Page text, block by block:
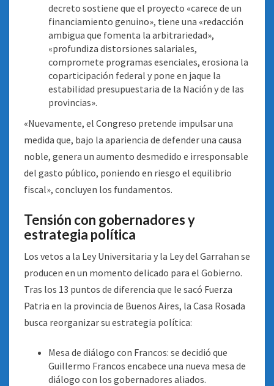
decreto sostiene que el proyecto «carece de un
financiamiento genuino», tiene una «redacción
ambigua que fomenta la arbitrariedad»,
«profundiza distorsiones salariales,
compromete programas esenciales, erosiona la
coparticipación federal y pone en jaque la
estabilidad presupuestaria de la Nación y de las
provincias».
«Nuevamente, el Congreso pretende impulsar una
medida que, bajo la apariencia de defender una causa
noble, genera un aumento desmedido e irresponsable
del gasto público, poniendo en riesgo el equilibrio
fiscal», concluyen los fundamentos.
Tensión con gobernadores y
estrategia política
Los vetos a la Ley Universitaria y la Ley del Garrahan se
producen en un momento delicado para el Gobierno.
Tras los 13 puntos de diferencia que le sacó Fuerza
Patria en la provincia de Buenos Aires, la Casa Rosada
busca reorganizar su estrategia política:
Mesa de diálogo con Francos: se decidió que
Guillermo Francos encabece una nueva mesa de
diálogo con los gobernadores aliados.